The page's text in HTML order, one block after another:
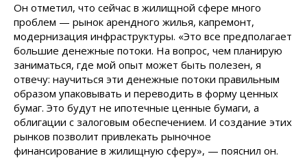
Он отметил, что сейчас в жилищной сфере много
проблем — рынок арендного жилья, капремонт,
модернизация инфраструктуры. «Это все предполагает
большие денежные потоки. На вопрос, чем планирую
заниматься, где мой опыт может быть полезен, я
отвечу: научиться эти денежные потоки правильным
образом упаковывать и переводить в форму ценных
бумаг. Это будут не ипотечные ценные бумаги, а
облигации с залоговым обеспечением. И создание этих
рынков позволит привлекать рыночное
финансирование в жилищную сферу», — пояснил он.